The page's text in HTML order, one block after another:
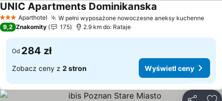
3 KategoriaAparthotel W pełni wyposażone nowoczesne aneksy kuchenne
UNIC Apartments Dominikanska
9,2 Znakomity 175 2.9 km do: Rataje
Od 284 zł
Zobacz ceny z 2 stron Wyświetl ceny